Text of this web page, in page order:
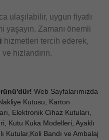
ulaşılabilir, uygun fiyatlı
yaşayın. Zamanı önemli
hizmetleri tercih ederek,
hızlandırın.
Web Sayfalarımızda
Kutusu, Karton
Elektronik Cihaz Kutuları,
Kutu Kuka Modelleri, Ayaklı
Kutular,Koli Bandı ve Ambalaj